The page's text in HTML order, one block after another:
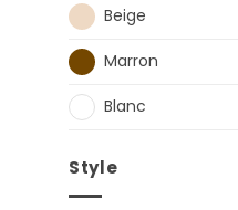
Beige
Marron
Blanc
Style